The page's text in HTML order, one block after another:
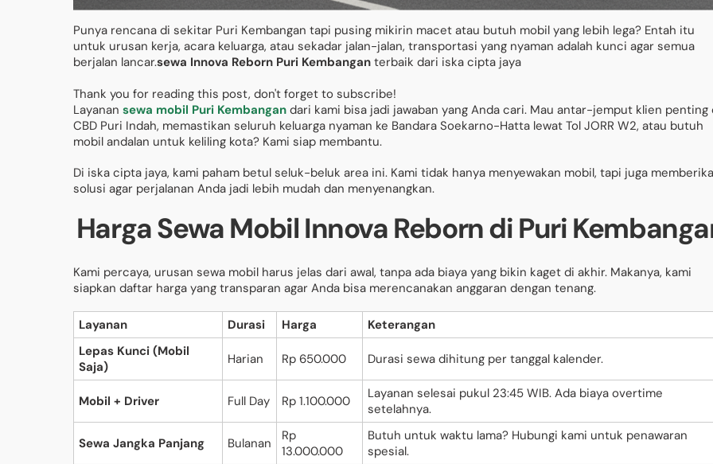
Punya rencana di sekitar Puri Kembangan tapi pusing mikirin macet atau butuh mobil yang lebih lega? Entah itu
untuk urusan kerja, acara keluarga, atau sekadar jalan-jalan, transportasi yang nyaman adalah kunci agar semua
berjalan lancar.sewa Innova Reborn Puri Kembangan terbaik dari iska cipta jaya
Thank you for reading this post, don't forget to subscribe!
Layanan sewa mobil Puri Kembangan dari kami bisa jadi jawaban yang Anda cari. Mau antar-jemput klien penting
CBD Puri Indah, memastikan seluruh keluarga nyaman ke Bandara Soekarno-Hatta lewat Tol JORR W2, atau butuh
mobil andalan untuk keliling kota? Kami siap membantu.
Di iska cipta jaya, kami paham betul seluk-beluk area ini. Kami tidak hanya menyewakan mobil, tapi juga
solusi agar perjalanan Anda jadi lebih mudah dan menyenangkan.
Harga Sewa Mobil Innova Reborn di Puri
Kami percaya, urusan sewa mobil harus jelas dari awal, tanpa ada biaya yang bikin kaget di akhir. Makanya, kami
siapkan daftar harga yang transparan agar Anda bisa merencanakan anggaran dengan tenang.
Layanan Durasi Harga
Keterangan
Lepas Kunci (Mobil
Saja)
Harian Rp 650.000 Durasi sewa dihitung per tanggal kalender.
Mobil + Driver Full Day Rp 1.100.000
Layanan selesai pukul 23:45 WIB. Ada biaya overtime
setelahnya.
Sewa Jangka Panjang Bulanan
Rp
13.000.000
Butuh untuk waktu lama? Hubungi kami untuk penawaran
spesial.